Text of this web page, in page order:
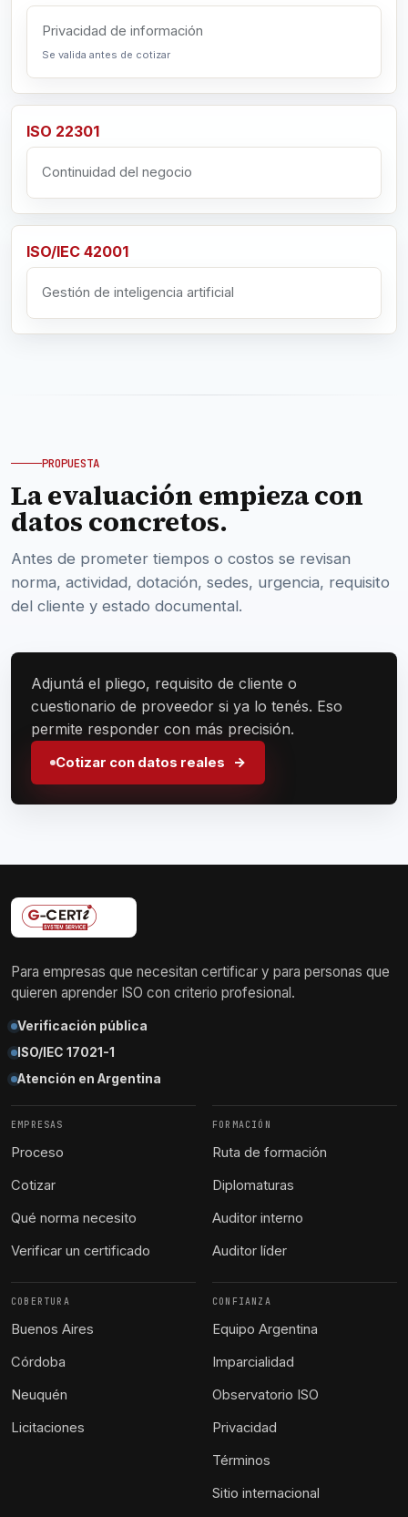
Privacidad de información
Se valida antes de cotizar
ISO 22301
Continuidad del negocio
ISO/IEC 42001
Gestión de inteligencia artificial
PROPUESTA
La evaluación empieza con
datos concretos.
Antes de prometer tiempos o costos se revisan
norma, actividad, dotación, sedes, urgencia, requisito
del cliente y estado documental.
Adjuntá el pliego, requisito de cliente o
cuestionario de proveedor si ya lo tenés. Eso
permite responder con más precisión.
Cotizar con datos reales
Para empresas que necesitan certificar y para personas que
quieren aprender ISO con criterio profesional.
Verificación pública
ISO/IEC 17021-1
Atención en Argentina
EMPRESAS
Proceso
Cotizar
Qué norma necesito
Verificar un certificado
FORMACIÓN
Ruta de formación
Diplomaturas
Auditor interno
Auditor líder
COBERTURA
Buenos Aires
Córdoba
Neuquén
Licitaciones
CONFIANZA
Equipo Argentina
Imparcialidad
Observatorio ISO
Privacidad
Términos
Sitio internacional